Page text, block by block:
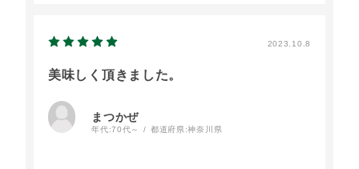
2023.10.8
美味しく頂きました。
まつかぜ
年代:70代～ 都道府県:神奈川県